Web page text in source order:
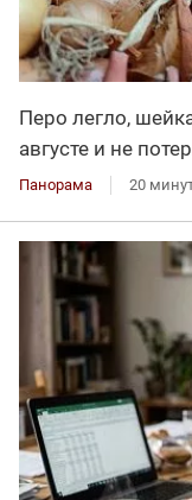
Перо легло,
августе и не
Панорама 20